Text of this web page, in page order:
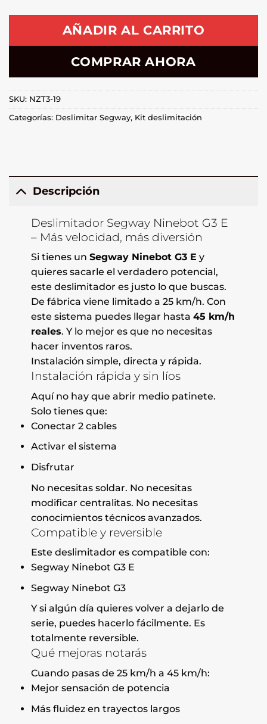
AÑADIR AL CARRITO
COMPRAR AHORA
SKU: NZT3-19
Categorías: Deslimitar Segway, Kit deslimitación
Descripción
Deslimitador Segway Ninebot G3 E
– Más velocidad, más diversión
Si tienes un Segway Ninebot G3 E y
quieres sacarle el verdadero potencial,
este deslimitador es justo lo que buscas.
De fábrica viene limitado a 25 km/h. Con
este sistema puedes llegar hasta 45 km/h
reales. Y lo mejor es que no necesitas
hacer inventos raros.
Instalación simple, directa y rápida.
Instalación rápida y sin líos
Aquí no hay que abrir medio patinete.
Solo tienes que:
Conectar 2 cables
Activar el sistema
Disfrutar
No necesitas soldar. No necesitas
modificar centralitas. No necesitas
conocimientos técnicos avanzados.
Compatible y reversible
Este deslimitador es compatible con:
Segway Ninebot G3 E
Segway Ninebot G3
Y si algún día quieres volver a dejarlo de
serie, puedes hacerlo fácilmente. Es
totalmente reversible.
Qué mejoras notarás
Cuando pasas de 25 km/h a 45 km/h:
Mejor sensación de potencia
Más fluidez en trayectos largos